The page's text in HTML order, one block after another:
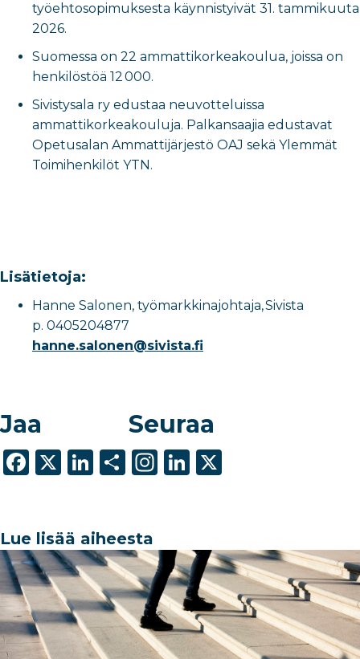
työehtosopimuksesta käynnistyivät 31. tammikuuta
2026.
Suomessa on 22 ammattikorkeakoulua, joissa on
henkilöstöä 12 000.
Sivistysala ry edustaa neuvotteluissa
ammattikorkeakouluja. Palkansaajia edustavat
Opetusalan Ammattijärjestö OAJ sekä Ylemmät
Toimihenkilöt YTN.
Lisätietoja:
Hanne Salonen, työmarkkinajohtaja, Sivista
p. 0405204877
hanne.salonen@sivista.fi
Jaa
F
e
b
o
o
k
X
Li
e
dI
n
S
e
Seuraa
In
ra
m
Li
dI
n
Lue lisää aiheesta